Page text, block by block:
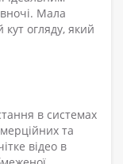
Мала
огляду, який
в системах
та
відео в